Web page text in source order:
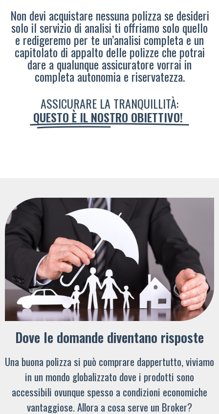
Non devi acquistare nessuna polizza se desideri
solo il servizio di analisi ti offriamo solo quello
e redigeremo per te un’analisi completa e un
capitolato di appalto delle polizze che potrai
dare a qualunque assicuratore vorrai in
completa autonomia e riservatezza.
ASSICURARE LA TRANQUILLITÀ:
QUESTO È IL NOSTRO OBIETTIVO!
Dove le domande diventano risposte
Una buona polizza si può comprare dappertutto, viviamo
in un mondo globalizzato dove i prodotti sono
accessibili ovunque spesso a condizioni economiche
vantaggiose. Allora a cosa serve un Broker?